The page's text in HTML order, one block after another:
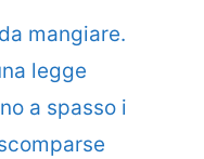
mangiare.
legge
a spasso i